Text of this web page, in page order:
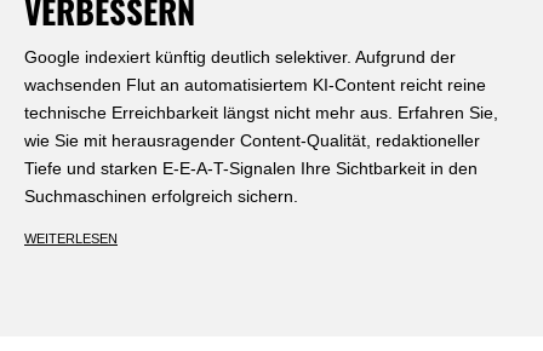
VERBESSERN
Google indexiert künftig deutlich selektiver. Aufgrund der
wachsenden Flut an automatisiertem KI-Content reicht reine
technische Erreichbarkeit längst nicht mehr aus. Erfahren Sie,
wie Sie mit herausragender Content-Qualität, redaktioneller
Tiefe und starken E-E-A-T-Signalen Ihre Sichtbarkeit in den
Suchmaschinen erfolgreich sichern.
WEITERLESEN